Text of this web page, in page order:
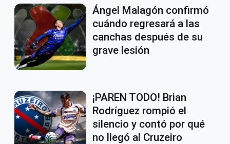
Ángel Malagón confirmó
cuándo regresará a las
canchas después de su
grave lesión
¡PAREN TODO! Brian
Rodríguez rompió el
silencio y contó por qué
no llegó al Cruzeiro